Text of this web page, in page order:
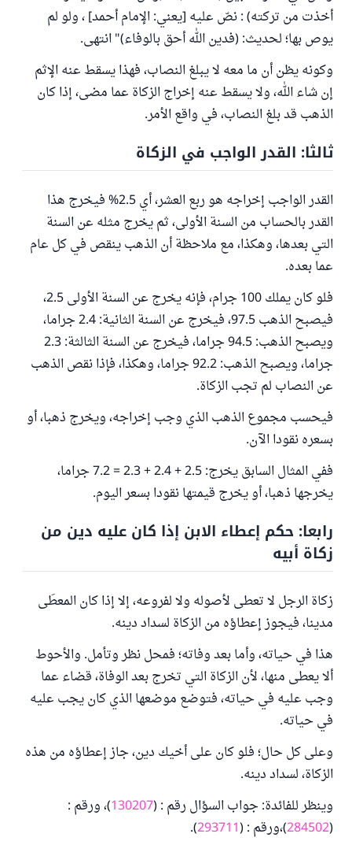
أخذت من تركته) : نصّ عليه [يعني: الإمام أحمد] ، ولو لم
يوص بها؛ لحديث: (فدين الله أحق بالوفاء)" انتهى.
وكونه يظن أن ما معه لا يبلغ النصاب، فهذا يسقط عنه الإثم
إن شاء الله، ولا يسقط عنه إخراج الزكاة عما مضى، إذا كان
الذهب قد بلغ النصاب، في واقع الأمر.
ثالثا: القدر الواجب في الزكاة
القدر الواجب إخراجه هو ربع العشر، أي 2.5% فيخرج هذا
القدر بالحساب من السنة الأولى، ثم يخرج مثله عن السنة
التي بعدها، وهكذا، مع ملاحظة أن الذهب ينقص في كل عام
عما بعده.
فلو كان يملك 100 جرام، فإنه يخرج عن السنة الأولى 2.5،
فيصبح الذهب 97.5، فيخرج عن السنة الثانية: 2.4 جراما،
ويصبح الذهب: 94.5 جراما، فيخرج عن السنة الثالثة: 2.3
جراما، ويصبح الذهب: 92.2 جراما، وهكذا، فإذا نقص الذهب
عن النصاب لم تجب الزكاة.
فيحسب مجموع الذهب الذي وجب إخراجه، ويخرج ذهبا، أو
بسعره نقودا الآن.
ففي المثال السابق يخرج: 2.5 + 2.4 + 2.3 = 7.2 جراما،
يخرجها ذهبا، أو يخرج قيمتها نقودا بسعر اليوم.
رابعا: حكم إعطاء الابن إذا كان عليه دين من
زكاة أبيه
زكاة الرجل لا تعطى لأصوله ولا لفروعه، إلا إذا كان المعطَى
مدينا، فيجوز إعطاؤه من الزكاة لسداد دينه.
هذا في حياته، وأما بعد وفاته؛ فمحل نظر وتأمل. والأحوط
ألا يعطى منها، لأن الزكاة التي تخرج بعد الوفاة، قضاء عما
وجب عليه في حياته، فتوضع موضعها الذي كان يجب عليه
في حياته.
وعلى كل حال؛ فلو كان على أخيك دين، جاز إعطاؤه من هذه
الزكاة، لسداد دينه.
وينظر للفائدة: جواب السؤال رقم : (130207)، ورقم :
(
284502)،ورقم : (293711
).